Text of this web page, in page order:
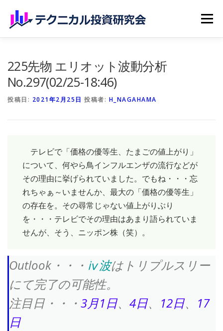
メニュー
225先物 エリオット波動分析
No.297(02/25-18:46)
投稿日: 2021年2月25日 投稿者: H_NAGAHAMA
テレビで「価格の優等生、たまごの値上がり」
について、何やら鳥インフルエンザの流行などが
その理由に挙げられていました。でもね・・・忘
れちゃぁ～いませんか、最大の「価格の優等生」
の存在を。その尋常じゃない値上がりぶり
を・・・テレビでその理由はあまり語られていま
せんが、そう、ニッポン株（笑）。
Outlook・・・ ⅳ波はトリプルスリー
にて完了の可能性。
注目日・・・ 3月1日、 4日、 12日、 17
日